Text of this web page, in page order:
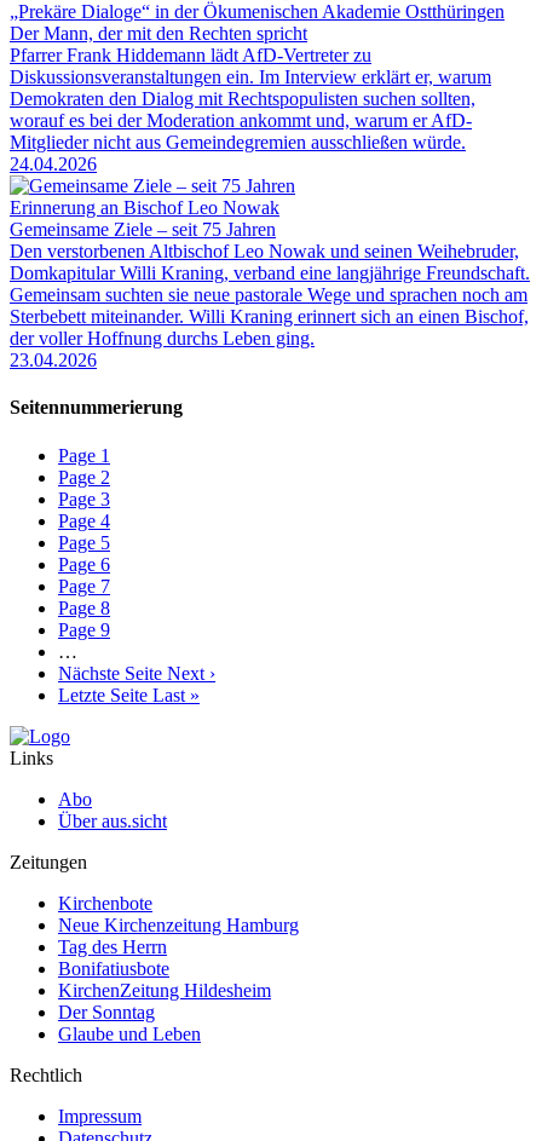
„Prekäre Dialoge“ in der Ökumenischen Akademie Ostthüringen
Der Mann, der mit den Rechten spricht
Pfarrer Frank Hiddemann lädt AfD-Vertreter zu
Diskussionsveranstaltungen ein. Im Interview erklärt er, warum
Demokraten den Dialog mit Rechtspopulisten suchen sollten,
worauf es bei der Moderation ankommt und, warum er AfD-
Mitglieder nicht aus Gemeindegremien ausschließen würde.
24.04.2026
Erinnerung an Bischof Leo Nowak
Gemeinsame Ziele – seit 75 Jahren
Den verstorbenen Altbischof Leo Nowak und seinen Weihebruder,
Domkapitular Willi Kraning, verband eine langjährige Freundschaft.
Gemeinsam suchten sie neue pastorale Wege und sprachen noch am
Sterbebett miteinander. Willi Kraning erinnert sich an einen Bischof,
der voller Hoffnung durchs Leben ging.
23.04.2026
Seitennummerierung
Page 1
Page 2
Page 3
Page 4
Page 5
Page 6
Page 7
Page 8
Page 9
…
Nächste Seite Next ›
Letzte Seite Last »
Links
Abo
Über aus.sicht
Zeitungen
Kirchenbote
Neue Kirchenzeitung Hamburg
Tag des Herrn
Bonifatiusbote
KirchenZeitung Hildesheim
Der Sonntag
Glaube und Leben
Rechtlich
Impressum